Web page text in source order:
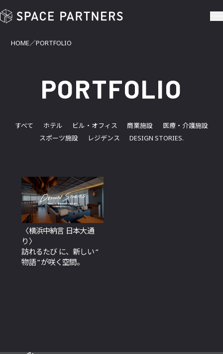
PORTFOLIO | SPACE PARTNERS
HOME PORTFOLIO
PORTFOLIO
すべて ホテル ビル・オフィス 商業施設
医療・介護施設
スポーツ施設
レジデンス DESIGN STORIES.
〈横浜中納言 日本大通
り〉
訪れるたび に、新しい “
物語 ” が咲く空間。